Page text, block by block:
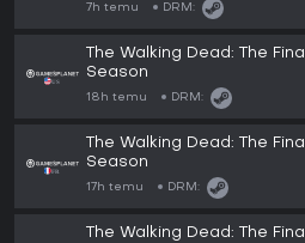
7h temu DRM:
The Walking Dead: The Final
Season
18h temu DRM:
The Walking Dead: The Final
Season
17h temu DRM:
The Walking Dead: The Final